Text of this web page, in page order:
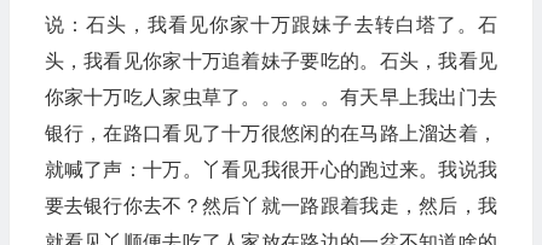
说：石头，我看见你家十万跟妹子去转白塔了。石
头，我看见你家十万追着妹子要吃的。石头，我看见
你家十万吃人家虫草了。。。。。有天早上我出门去
银行，在路口看见了十万很悠闲的在马路上溜达着，
就喊了声：十万。丫看见我很开心的跑过来。我说我
要去银行你去不？然后丫就一路跟着我走，然后，我